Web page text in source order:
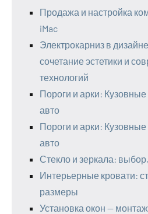
Продажа и настройка
iMac
Электрокарниз в
сочетание эстетики и
технологий
Пороги и арки:
авто
Пороги и арки:
авто
Стекло и зеркала:
Интерьерные кровати:
размеры
Установка окон —